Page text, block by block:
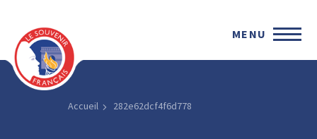
MENU
Accueil 282e62dcf4f6d778